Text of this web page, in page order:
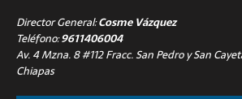
Director General:Cosme Vázquez
Teléfono:9611406004
Av. 4 Mzna. 8 #112 Fracc. San Pedro y San
Chiapas